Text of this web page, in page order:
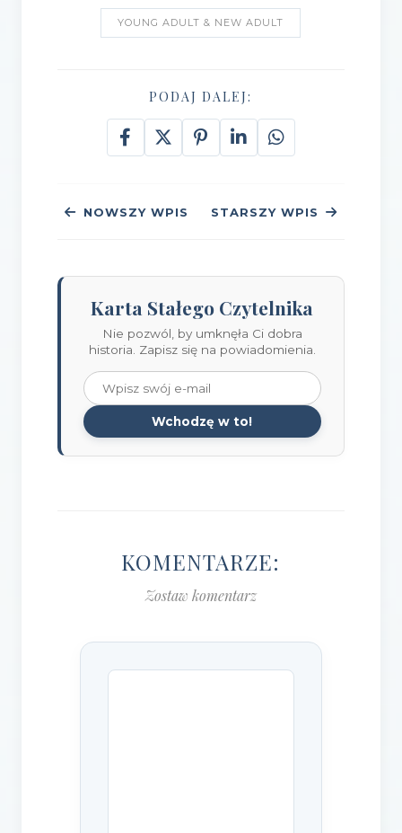
YOUNG ADULT & NEW ADULT
PODAJ DALEJ:
NOWSZY WPIS STARSZY WPIS
Karta Stałego Czytelnika
Nie pozwól, by umknęła Ci dobra
historia. Zapisz się na powiadomienia.
Wchodzę w to!
KOMENTARZE:
Zostaw komentarz